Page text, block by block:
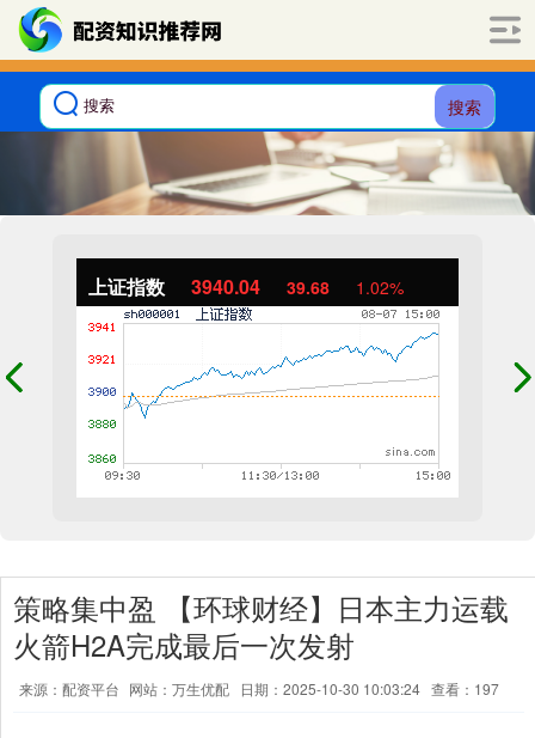
搜索
上证指数 3940.04 39.68 1.02%
策略集中盈 【环球财经】日本主力运载
火箭H2A完成最后一次发射
来源：配资平台 网站：万生优配 日期：2025-10-30 10:03:24 查看：197